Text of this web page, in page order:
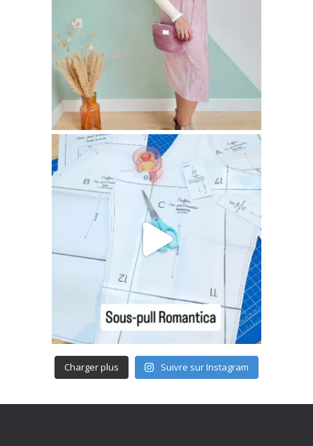
Charger plus Suivre sur Instagram